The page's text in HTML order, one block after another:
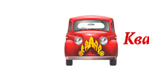
содержимому